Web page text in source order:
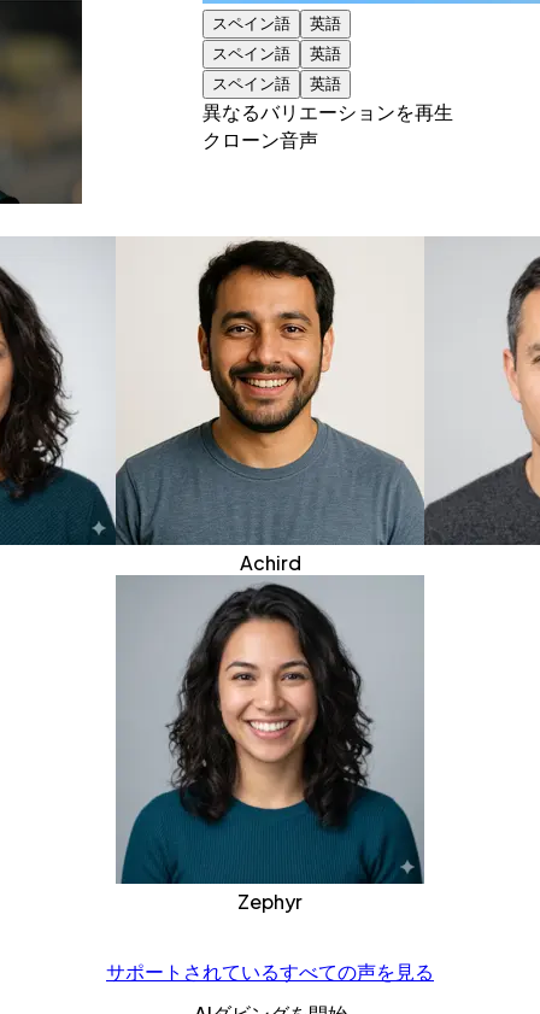
スペイン語
英語
スペイン語
英語
スペイン語
英語
異なるバリエーションを再生
クローン音声
Achird
Zephyr
サポートされているすべての声を見る